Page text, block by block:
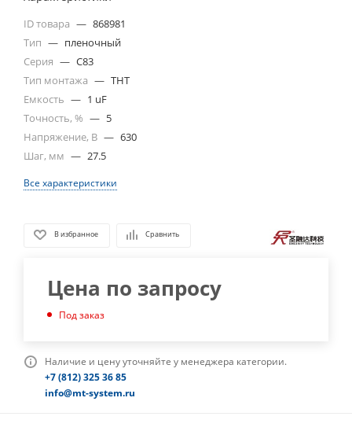
ID товара — 868981
Тип — пленочный
Серия — C83
Тип монтажа — THT
Емкость — 1 uF
Точность, % — 5
Напряжение, В — 630
Шаг, мм — 27.5
Все характеристики
В избранное Сравнить
Цена по запросу
Под заказ
Наличие и цену уточняйте у менеджера категории.
+7 (812) 325 36 85
info@mt-system.ru